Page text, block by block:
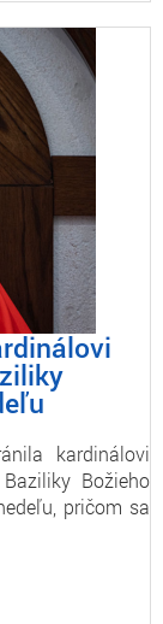
kardinálovi
Božieho
pričom sa